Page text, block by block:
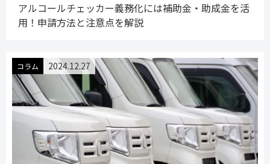
アルコールチェッカー義務化には補助金・助成金を活
用！申請方法と注意点を解説
コラム 2024.12.27